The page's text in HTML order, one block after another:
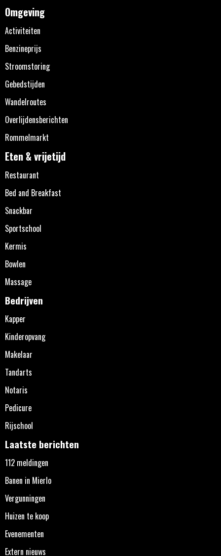
Omgeving
Activiteiten
Benzineprijs
Stroomstoring
Gebedstijden
Wandelroutes
Overlijdensberichten
Rommelmarkt
Eten & vrijetijd
Restaurant
Bed and Breakfast
Snackbar
Sportschool
Kermis
Bowlen
Massage
Bedrijven
Kapper
Kinderopvang
Makelaar
Tandarts
Notaris
Pedicure
Rijschool
Laatste berichten
112 meldingen
Banen in Mierlo
Vergunningen
Huizen te koop
Evenementen
Extern nieuws